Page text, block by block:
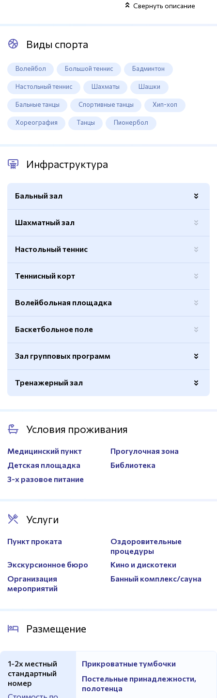
Свернуть описание
Виды спорта
Волейбол Большой теннис Бадминтон
Настольный теннис Шахматы Шашки
Бальные танцы Спортивные танцы Хип-хоп
Хореография Танцы Пионербол
Инфраструктура
Бальный зал
Покрытие
Ламинат
Шахматный зал
Настольный теннис
Теннисный корт
Волейбольная площадка
Баскетбольное поле
Зал групповых программ
Покрытие
Ламинат
Зеркала
Есть
Оборудование
Аудио-оборудование
Тренажерный зал
Условия проживания
Медицинский пункт
Прогулочная зона
Детская площадка
Библиотека
3-х разовое питание
Услуги
Пункт проката
Оздоровительные
процедуры
Экскурсионное бюро
Кино и дискотеки
Организация
мероприятий
Банный комплекс/сауна
Размещение
1-2х местный
стандартный
номер
Стоимость по
Прикроватные тумбочки
Постельные принадлежности,
полотенца